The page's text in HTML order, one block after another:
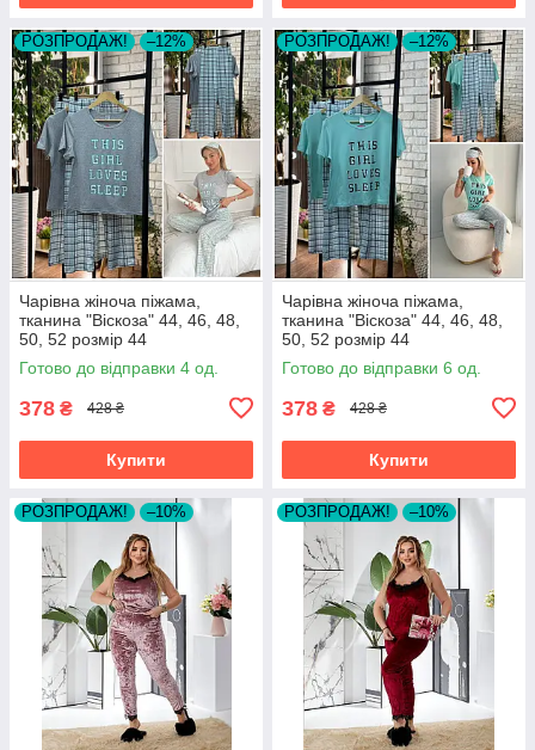
РОЗПРОДАЖ! –12%
Чарівна жіноча піжама,
тканина "Віскоза" 44, 46, 48,
50, 52 розмір 44
Готово до відправки 4 од.
378 ₴ 428 ₴
Купити
РОЗПРОДАЖ! –12%
Чарівна жіноча піжама,
тканина "Віскоза" 44, 46, 48,
50, 52 розмір 44
Готово до відправки 6 од.
378 ₴ 428 ₴
Купити
РОЗПРОДАЖ! –10% РОЗПРОДАЖ! –10%